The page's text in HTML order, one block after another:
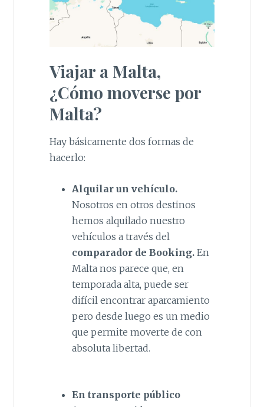
Viajar a Malta,
¿Cómo moverse por
Malta?
Hay básicamente dos formas de
hacerlo:
Alquilar un vehículo.
Nosotros en otros destinos
hemos alquilado nuestro
vehículos a través del
comparador de Booking.En
Malta nos parece que, en
temporada alta, puede ser
difícil encontrar aparcamiento
pero desde luego es un medio
que permite moverte de con
absoluta libertad.
En transporte público